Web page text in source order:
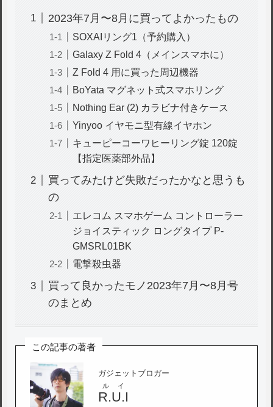
2023年7月〜8月に買ってよかったもの
SOXAIリング1（予約購入）
Galaxy Z Fold 4（メインスマホに）
Z Fold 4 用に買った周辺機器
BoYata マグネット式スマホリング
Nothing Ear (2) カラビナ付きケース
Yinyoo イヤモニ型有線イヤホン
キューピーコーワヒーリング錠 120錠
【指定医薬部外品】
買ってみたけど失敗だったかなと思うも
の
エレコム スマホゲーム コントローラー
ジョイスティック ロングタイプ P-
GMSRL01BK
電撃殺虫器
買って良かったモノ2023年7月〜8月号
のまとめ
この記事の著者
ガジェットブロガー
R.U.I
ルイ